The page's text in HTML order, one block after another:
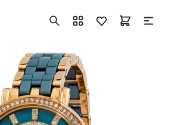
+7 ( 705 ) 181-42-50